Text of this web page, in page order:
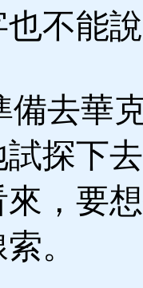
不能
去華
探下
，要
。